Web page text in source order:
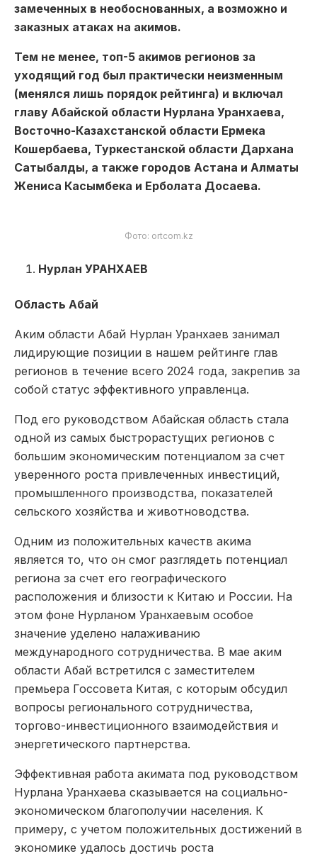
замеченных в необоснованных, а возможно и
заказных атаках на акимов.
Тем не менее, топ-5 акимов регионов за
уходящий год был практически неизменным
(менялся лишь порядок рейтинга) и включал
главу Абайской области Нурлана Уранхаева,
Восточно-Казахстанской области Ермека
Кошербаева, Туркестанской области Дархана
Сатыбалды, а также городов Астана и Алматы
Жениса Касымбека и Ерболата Досаева.
Фото: ortcom.kz
Нурлан УРАНХАЕВ
Область Абай
Аким области Абай Нурлан Уранхаев занимал
лидирующие позиции в нашем рейтинге глав
регионов в течение всего 2024 года, закрепив за
собой статус эффективного управленца.
Под его руководством Абайская область стала
одной из самых быстрорастущих регионов с
большим экономическим потенциалом за счет
уверенного роста привлеченных инвестиций,
промышленного производства, показателей
сельского хозяйства и животноводства.
Одним из положительных качеств акима
является то, что он смог разглядеть потенциал
региона за счет его географического
расположения и близости к Китаю и России. На
этом фоне Нурланом Уранхаевым особое
значение уделено налаживанию
международного сотрудничества. В мае аким
области Абай встретился с заместителем
премьера Госсовета Китая, с которым обсудил
вопросы регионального сотрудничества,
торгово-инвестиционного взаимодействия и
энергетического партнерства.
Эффективная работа акимата под руководством
Нурлана Уранхаева сказывается на социально-
экономическом благополучии населения. К
примеру, с учетом положительных достижений в
экономике удалось достичь роста